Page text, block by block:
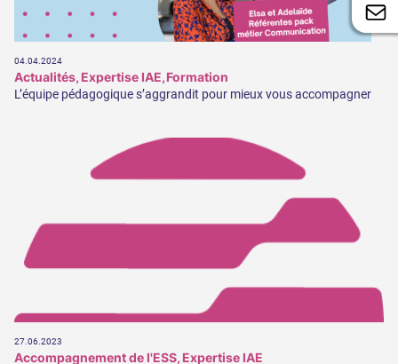
04.04.2024
Actualités Expertise IAE Formation
L’équipe pédagogique s’aggrandit pour mieux vous accompagner
27.06.2023
Accompagnement de l'ESS Expertise IAE